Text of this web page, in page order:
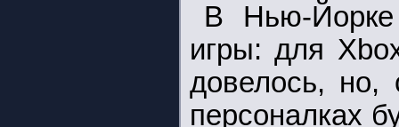
В Нью-
игры: для
довелось, но,
персоналках